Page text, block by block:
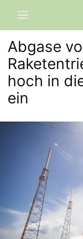
Abgase
hoch in
ein